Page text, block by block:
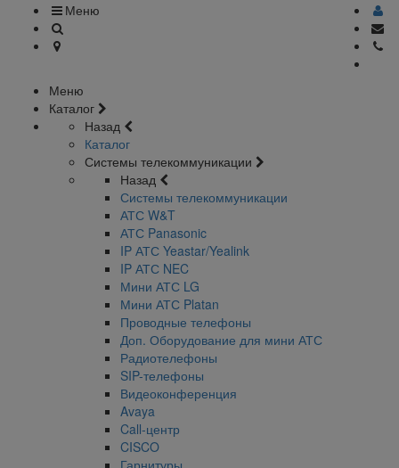
Меню
Меню
Каталог
Назад
Каталог
Системы телекоммуникации
Назад
Системы телекоммуникации
АТС W&T
АТС Panasonic
IP АТС Yeastar/Yealink
IP АТС NEC
Мини АТС LG
Мини АТС Platan
Проводные телефоны
Доп. Оборудование для мини АТС
Радиотелефоны
SIP-телефоны
Видеоконференция
Avaya
Call-центр
CISCO
Гарнитуры